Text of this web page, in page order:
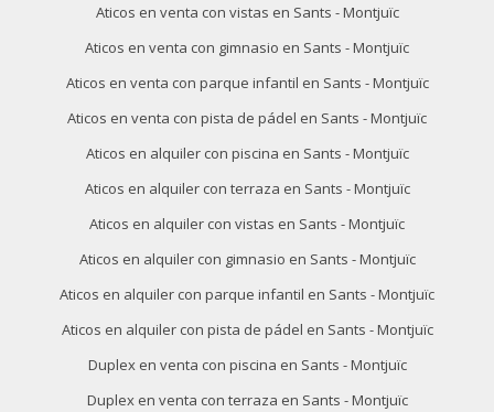
Aticos en venta con vistas en Sants - Montjuïc
Aticos en venta con gimnasio en Sants - Montjuïc
Aticos en venta con parque infantil en Sants - Montjuïc
Aticos en venta con pista de pádel en Sants - Montjuïc
Aticos en alquiler con piscina en Sants - Montjuïc
Aticos en alquiler con terraza en Sants - Montjuïc
Aticos en alquiler con vistas en Sants - Montjuïc
Aticos en alquiler con gimnasio en Sants - Montjuïc
Aticos en alquiler con parque infantil en Sants - Montjuïc
Aticos en alquiler con pista de pádel en Sants - Montjuïc
Duplex en venta con piscina en Sants - Montjuïc
Duplex en venta con terraza en Sants - Montjuïc